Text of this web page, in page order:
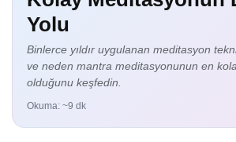
Yolu
Binlerce yıldır uygulanan meditasyon
ve neden mantra meditasyonunun en
olduğunu keşfedin.
Okuma: ~9 dk